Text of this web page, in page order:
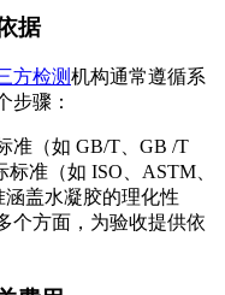
据
方检测机构通常遵循系
步骤：
准（如 GB/T、GB /T
标准（如 ISO、ASTM、
涵盖水凝胶的理化性
个方面，为验收提供依